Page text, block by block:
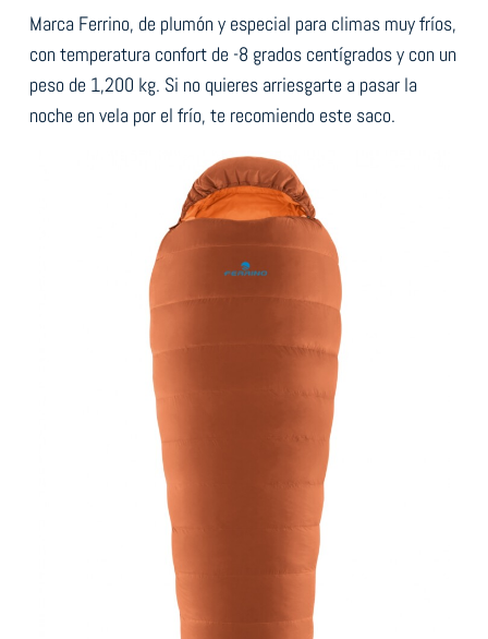
Marca Ferrino, de plumón y especial para climas muy fríos,
con temperatura confort de -8 grados centígrados y con un
peso de 1,200 kg. Si no quieres arriesgarte a pasar la
noche en vela por el frío, te recomiendo este saco.